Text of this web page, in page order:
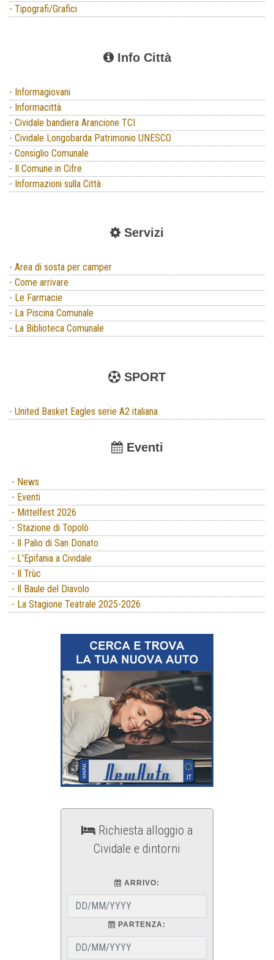
- Tipografi/Grafici
Info Città
- Informagiovani
- Informacittà
- Cividale bandiera Arancione TCI
- Cividale Longobarda Patrimonio UNESCO
- Consiglio Comunale
- Il Comune in Cifre
- Informazioni sulla Città
Servizi
- Area di sosta per camper
- Come arrivare
- Le Farmacie
- La Piscina Comunale
- La Biblioteca Comunale
SPORT
- United Basket Eagles serie A2 italiana
Eventi
- News
- Eventi
- Mittelfest 2026
- Stazione di Topolò
- Il Palio di San Donato
- L'Epifania a Cividale
- Il Trùc
- Il Baule del Diavolo
- La Stagione Teatrale 2025-2026
Richiesta alloggio a
Cividale e dintorni
ARRIVO:
PARTENZA: